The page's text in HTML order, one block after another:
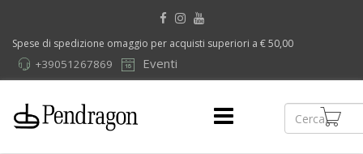
Spese di spedizione omaggio per acquisti superiori a € 50,00
Eventi
+39051267869